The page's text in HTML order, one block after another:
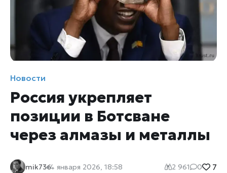
Новости
Россия укрепляет
позиции в Ботсване
через алмазы и металлы
mik7364 января 2026, 18:58 2 961 0 7